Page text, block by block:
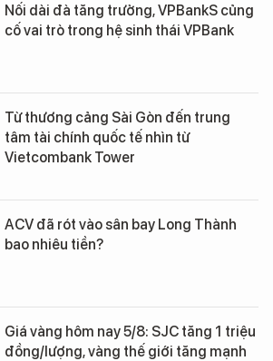
Nối dài đà tăng trưởng, VPBankS củng
cố vai trò trong hệ sinh thái VPBank
Từ thương cảng Sài Gòn đến trung
tâm tài chính quốc tế nhìn từ
Vietcombank Tower
ACV đã rót vào sân bay Long Thành
bao nhiêu tiền?
Giá vàng hôm nay 5/8: SJC tăng 1 triệu
đồng/lượng, vàng thế giới tăng mạnh